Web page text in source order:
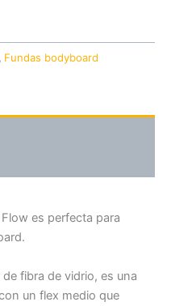
, Fundas bodyboard
es perfecta para
fibra de vidrio, es una
un flex medio que